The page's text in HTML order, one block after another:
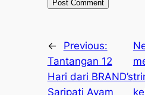
←
Previous:
Tantangan 12
Hari dari BRAND’s
Saripati Ayam